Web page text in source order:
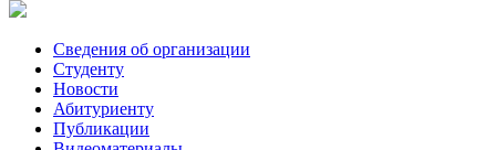
Сведения об организации
Студенту
Новости
Абитуриенту
Публикации